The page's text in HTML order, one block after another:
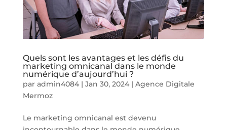
Quels sont les avantages et les défis du
marketing omnicanal dans le monde
numérique d’aujourd’hui ?
par admin4084| Jan 30, 2024| Agence Digitale
Mermoz
Le marketing omnicanal est devenu